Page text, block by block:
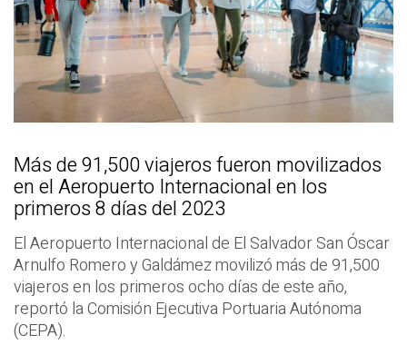
Más de 91,500 viajeros fueron movilizados
en el Aeropuerto Internacional en los
primeros 8 días del 2023
El Aeropuerto Internacional de El Salvador San Óscar
Arnulfo Romero y Galdámez movilizó más de 91,500
viajeros en los primeros ocho días de este año,
reportó la Comisión Ejecutiva Portuaria Autónoma
(CEPA).